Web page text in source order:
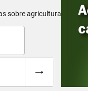
sobre agricultura